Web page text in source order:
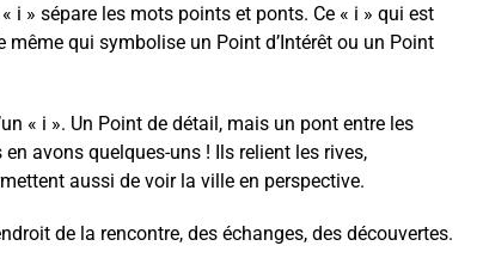
i » sépare les mots points et ponts. Ce « i » qui est
même qui symbolise un Point d’Intérêt ou un Point
« i ». Un Point de détail, mais un pont entre les
avons quelques-uns ! Ils relient les rives,
aussi de voir la ville en perspective.
de la rencontre, des échanges, des découvertes.